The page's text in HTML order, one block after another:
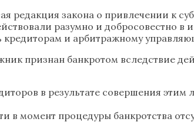
редакция закона о привлечении к
разумно и добросовестно в
и арбитражному
признан банкротом вследствие
в результате совершения
в момент процедуры банкротства